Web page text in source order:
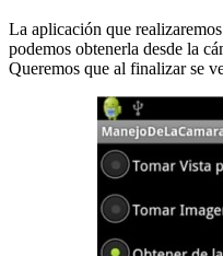
La aplicación que
podemos obtenerla desde la
Queremos que al finalizar se